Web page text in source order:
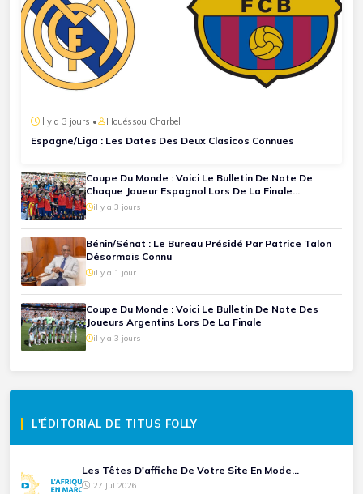
il y a 3 jours • Houéssou Charbel
Espagne/Liga : Les Dates Des Deux Clasicos Connues
Coupe Du Monde : Voici Le Bulletin De Note De
Chaque Joueur Espagnol Lors De La Finale
Espagne-Argentine
il y a 3 jours
Bénin/Sénat : Le Bureau Présidé Par Patrice Talon
Désormais Connu
il y a 1 jour
Coupe Du Monde : Voici Le Bulletin De Note Des
Joueurs Argentins Lors De La Finale
il y a 3 jours
L'ÉDITORIAL DE TITUS FOLLY
Les Têtes D'affiche De Votre Site En Mode...
27 Jul 2026